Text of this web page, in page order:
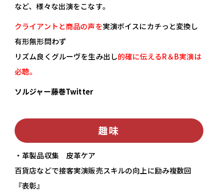
など、様々な出演をこなす。
クライアントと商品の声を実演ボイスにカチっと変換し
有形無形問わず
リズム良くグルーヴを生み出し的確に伝えるR＆B実演は
必聴。
ソルジャー藤巻Twitter
趣味
・革製品収集 皮革ケア
百貨店などで接客実演販売スキルの向上に励み複数回
『表彰』